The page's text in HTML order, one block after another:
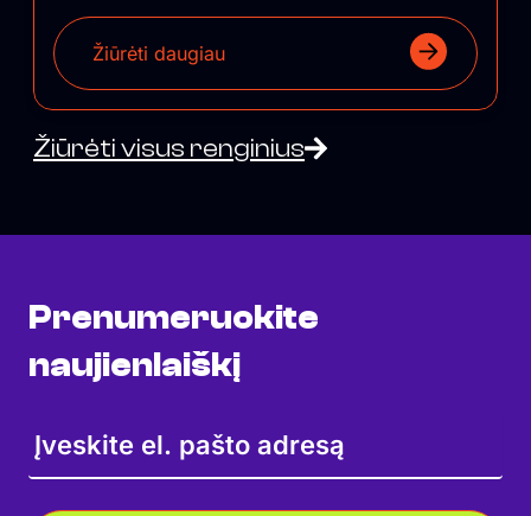
Žiūrėti daugiau
Žiūrėti visus renginius
Prenumeruokite
naujienlaiškį